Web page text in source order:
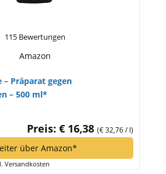
115 Bewertungen
Amazon
– Präparat gegen
– 500 ml*
Preis: € 16,38(€ 32,76 / l)
über Amazon*
Versandkosten